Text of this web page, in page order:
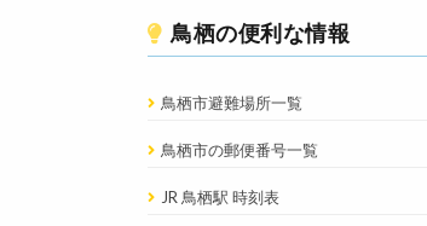
鳥栖の便利な情報
鳥栖市避難場所一覧
鳥栖市の郵便番号一覧
JR 鳥栖駅 時刻表